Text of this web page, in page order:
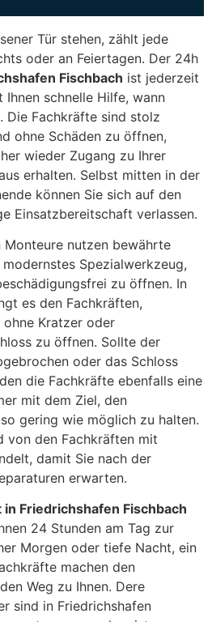
Tür stehen, zählt jede
oder an Feiertagen. Der 24h
Fischbach ist jederzeit
schnelle Hilfe, wann
Die Fachkräfte sind stolz
ohne Schäden zu öffnen,
wieder Zugang zu Ihrer
erhalten. Selbst mitten in der
können Sie sich auf den
Einsatzbereitschaft verlassen.
nutzen bewährte
Spezialwerkzeug,
zu öffnen. In
es den Fachkräften,
ohne Kratzer oder
zu öffnen. Sollte der
oder das Schloss
die Fachkräfte ebenfalls eine
mit dem Ziel, den
gering wie möglich zu halten.
von den Fachkräften mit
damit Sie nach der
erwarten.
Friedrichshafen Fischbach
24 Stunden am Tag zur
Morgen oder tiefe Nacht, ein
machen den
Weg zu Ihnen. Dere
sind in Friedrichshafen